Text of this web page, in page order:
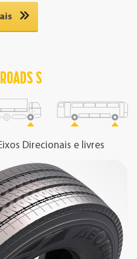
S
Direcionais e livres